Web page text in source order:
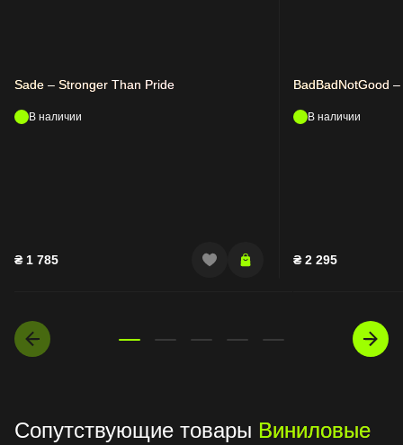
Sade – Stronger Than Pride
В наличии
₴ 1 785
BadBadNotGood –
В наличии
₴ 2 295
Сопутствующие товары Виниловые